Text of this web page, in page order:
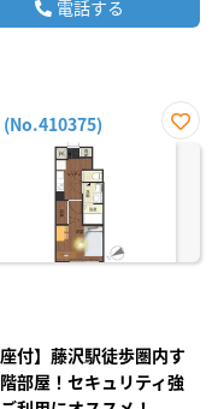
電話する
(No.410375)
お気
付】藤沢駅徒歩圏内す
部屋！セキュリティ強